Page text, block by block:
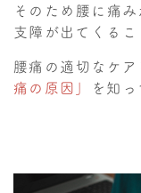
そのため腰に痛
支障が出てくるこ
腰痛の適切なケ
痛の原因」
を知